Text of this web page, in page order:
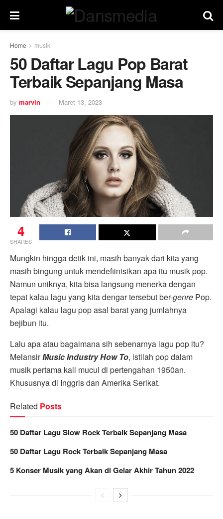
Home musik
50 Daftar Lagu Pop Barat
Terbaik Sepanjang Masa
by marvin Maret 13, 2023
4
SHARES
Mungkin hingga detik ini, masih banyak dari kita yang
masih bingung untuk mendefiinisikan apa itu musik pop.
Namun uniknya, kita bisa langsung menerka dengan
tepat kalau lagu yang kita dengar tersebut ber-genre Pop.
Apalagi kalau lagu pop asal barat yang jumlahnya
bejibun itu.
Lalu apa atau bagaimana sih sebenarnya lagu pop itu?
MelansirMusic Industry How To, istilah pop dalam
musik pertama kali mucul di pertengahan 1950an.
Khususnya di Inggris dan Amerika Serikat.
Related Posts
50 Daftar Lagu Slow Rock Terbaik Sepanjang Masa
50 Daftar Lagu Rock Terbaik Sepanjang Masa
5 Konser Musik yang Akan di Gelar Akhir Tahun 2022